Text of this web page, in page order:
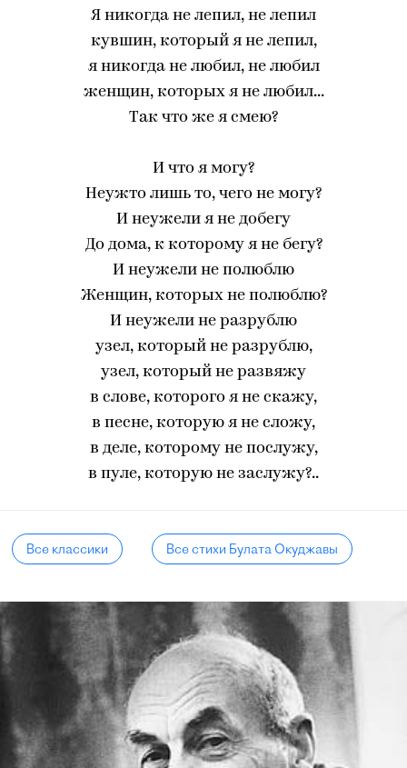
Я никогда не лепил, не лепил
кувшин, который я не лепил,
я никогда не любил, не любил
женщин, которых я не любил...
Так что же я смею?
И что я могу?
Неужто лишь то, чего не могу?
И неужели я не добегу
До дома, к которому я не бегу?
И неужели не полюблю
Женщин, которых не полюблю?
И неужели не разрублю
узел, который не разрублю,
узел, который не развяжу
в слове, которого я не скажу,
в песне, которую я не сложу,
в деле, которому не послужу,
в пуле, которую не заслужу?..
Все классики Все стихи Булата Окуджавы